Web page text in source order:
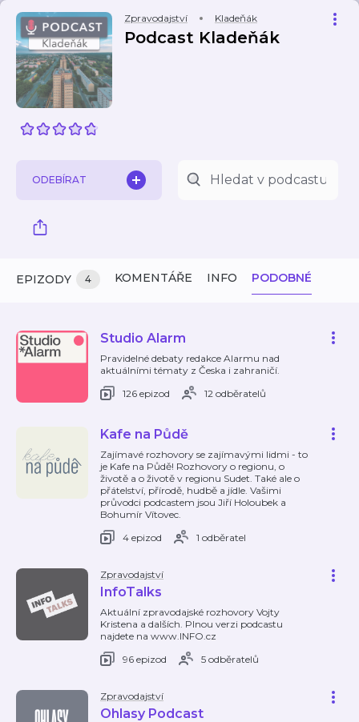
Zpravodajství Kladeňák
Podcast Kladeňák
ODEBÍRAT
EPIZODY 4 KOMENTÁŘE INFO PODOBNÉ
Studio Alarm
Pravidelné debaty redakce Alarmu nad
aktuálními tématy z Česka i zahraničí.
126 epizod
12 odběratelů
Kafe na Půdě
Zajímavé rozhovory se zajímavými lidmi - to
je Kafe na Půdě! Rozhovory o regionu, o
životě a o životě v regionu Sudet. Také ale o
přátelství, přírodě, hudbě a jídle. Vašimi
průvodci podcastem jsou Jiří Holoubek a
Bohumír Vítovec.
4 epizod
1 odběratel
Zpravodajství
InfoTalks
Aktuální zpravodajské rozhovory Vojty
Kristena a dalších. Plnou verzi podcastu
najdete na www.INFO.cz
96 epizod
5 odběratelů
Zpravodajství
Ohlasy Podcast